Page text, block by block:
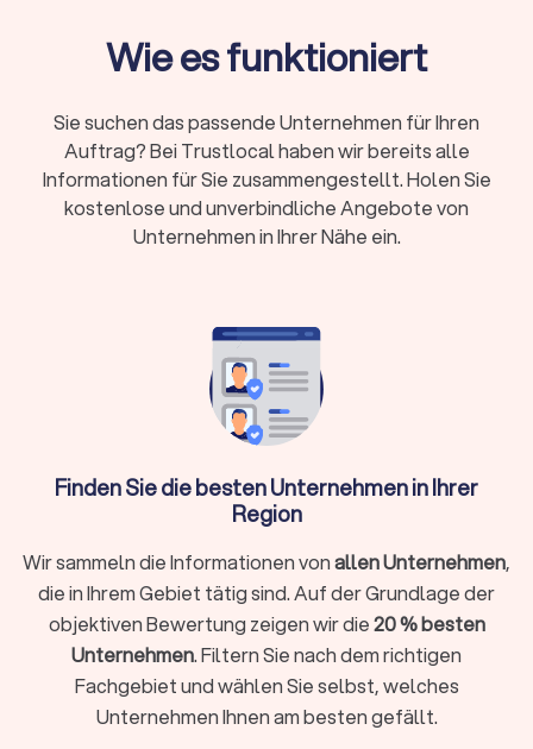
Unternehmen in Bonn?
Ein professionelles Sicherheitstechnik-Unternehmen
Alarmanlagen. Moderne Sicherheitstechnik-Anbieter bieten
ein umfassendes Servicepaket: von der ersten
Sicherheitsberatungüber diePlanungundInstallationbis hin
regelmäßigen Wartung der Sicherheitssysteme.
Zu den Kernleistungen von Sicherheitstechnik-Anbietern
Innen- und Außenbereiche.
Rauchmelder, Brandmeldeanlagen und
Mechanische und elektronische
Zutrittskontrollsysteme.
Vernetzung aller Sicherheitskomponenten.
Industrie-Sicherheitstechnik:Speziallösungen für
Gewerbe und Industrieanlagen.
Mobile Sicherheitstechnik:Flexible Sicherheitslösungen
für temporäre Einsätze.
Notrufsysteme ermöglichen es, in Notfällen per
Knopfdruck oder automatisch durch Sensoren sofort
Hilfe zu alarmieren.
Viele Sicherheitstechnik-Firmen bringen auch eigene
Überwachungszentralen mit und übernehmen die komplette
Wie es funktioniert
Sie suchen das passende Unternehmen für Ihren
Auftrag? Bei Trustlocal haben wir bereits alle
Informationen für Sie zusammengestellt. Holen Sie
kostenlose und unverbindliche Angebote von
Unternehmen in Ihrer Nähe ein.
Finden Sie die besten Unternehmen in Ihrer
Region
Wir sammeln die Informationen vonallen Unternehmen,
die in Ihrem Gebiet tätig sind. Auf der Grundlage der
objektiven Bewertung zeigen wir die20 % besten
Unternehmen. Filtern Sie nach dem richtigen
Fachgebiet und wählen Sie selbst, welches
Unternehmen Ihnen am besten gefällt.